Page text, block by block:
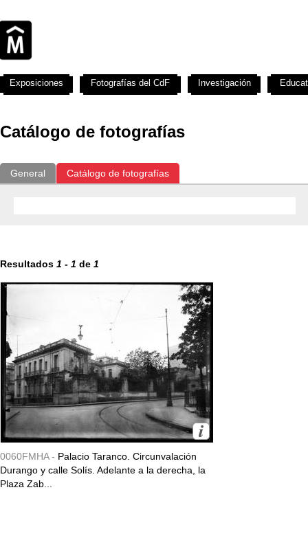
Catálogo de fotografías
General Catálogo de fotografías
Resultados 1 - 1 de 1
0060FMHA - Palacio Taranco. Circunvalación
Durango y calle Solís. Adelante a la derecha, la
Plaza Zab...
Exposiciones Fotografías del CdF Investigación